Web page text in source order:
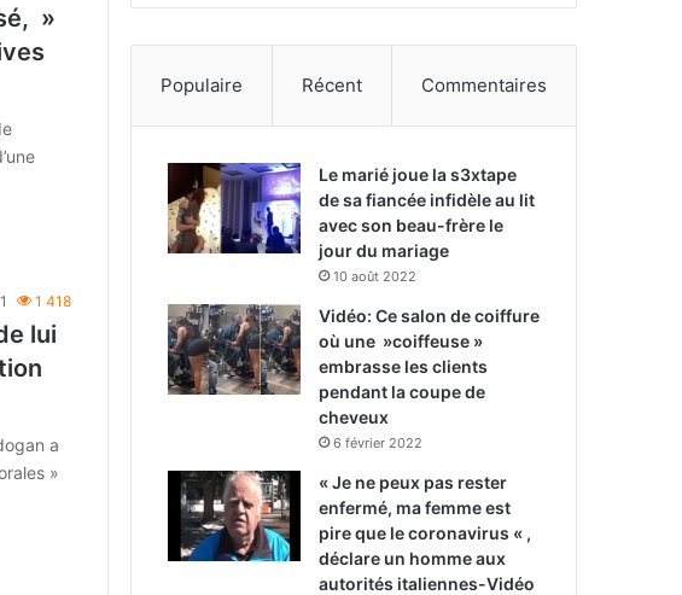
»
1 1 418
lui
a
»
Populaire Récent Commentaires
Le marié joue la s3xtape
de sa fiancée infidèle au lit
avec son beau-frère le
jour du mariage
10 août 2022
Vidéo: Ce salon de coiffure
où une »coiffeuse »
embrasse les clients
pendant la coupe de
cheveux
6 février 2022
« Je ne peux pas rester
enfermé, ma femme est
pire que le coronavirus « ,
déclare un homme aux
autorités italiennes-Vidéo